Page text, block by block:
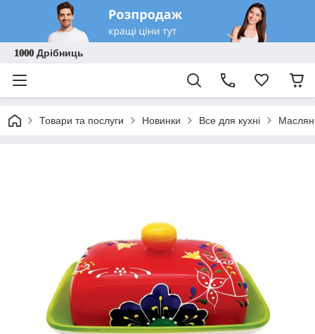
𝟏𝟎𝟎𝟎 Дрібниць
Товари та послуги Новинки Все для кухні